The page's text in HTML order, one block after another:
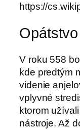
https://
V roku 558
kde predtým
videnie
vplyvné
ktorom
nástroje. Až